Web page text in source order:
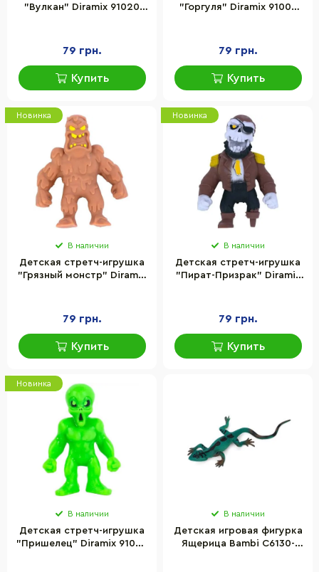
"Вулкан" Diramix 91020
79 грн.
Купить
"Горгуля" Diramix 91009
79 грн.
Купить
Новинка
В наличии
Детская cтретч-игрушка
"Грязный монстр" Diramix
79 грн.
Купить
Новинка
В наличии
Детская cтретч-игрушка
"Пират-Призрак" Diramix
79 грн.
Купить
Новинка
В наличии
Детская cтретч-игрушка
"Пришелец" Diramix 91002
В наличии
Детская игровая фигурка
Ящерица Bambi C6130-